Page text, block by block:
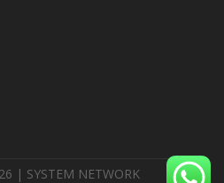
| SYSTEM NETWORK